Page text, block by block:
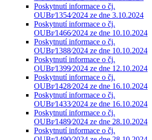
Poskytnutí informace o čj.
OUBr⁄1354⁄2024 ze dne 3.10.2024
Poskytnutí informace o čj.
OUBr⁄1466⁄2024 ze dne 10.10.2024
Poskytnutí informace o čj.
OUBr⁄1388⁄2024 ze dne 10.10.2024
Poskytnutí informace o čj.
OUBr⁄1399⁄2024 ze dne 12.10.2024
Poskytnutí informace o čj.
OUBr⁄1428⁄2024 ze dne 16.10.2024
Poskytnutí informace o čj.
OUBr⁄1433⁄2024 ze dne 16.10.2024
Poskytnutí informace o čj.
OUBr⁄1489⁄2024 ze dne 28.10.2024
Poskytnutí informace o čj.